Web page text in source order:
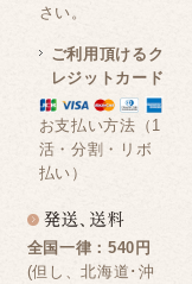
さい。
ご利用頂けるク
レジットカード
お支払い方法（1
活・分割・リボ
払い）
全国一律：540円
(但し、北海道･沖